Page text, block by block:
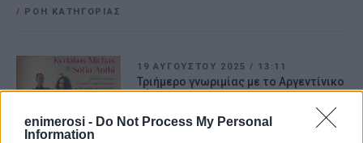
enimerosi - Do Not Process My Personal
Information
/ ΡΟΗ ΚΑΤΗΓΟΡΙΑΣ
19 ΑΥΓΟΎΣΤΟΥ 2025 / 13:11
Τριήμερo γνωριμίας με το Αργεντίνικο
τάνγκο 22-24 Αυγούστου